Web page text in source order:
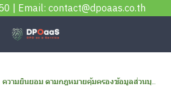
| Email: contact@dpoaas.co.th
ความยินยอม ตามกฎหมายคุ้มครองข้อมูลส่วนบุคคล